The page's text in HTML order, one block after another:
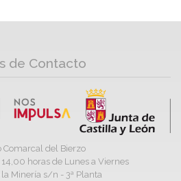
de Contacto
Comarcal del Bierzo
horas de Lunes a Viernes
Minería s/n - 3ª Planta